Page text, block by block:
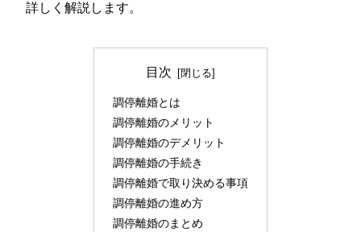
詳しく解説します。
目次
調停離婚とは
調停離婚のメリット
調停離婚のデメリット
調停離婚の手続き
調停離婚で取り決める事項
調停離婚の進め方
調停離婚のまとめ